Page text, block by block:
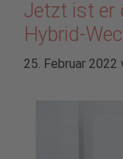
Jetzt ist er
Hybrid-
25. Februar 2022